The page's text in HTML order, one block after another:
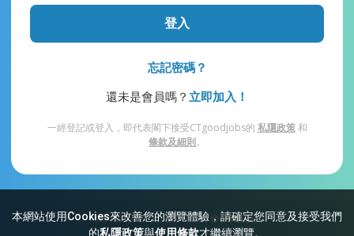
本網站使用Cookies來改善您的瀏覽體驗，請確定您同意及接受我們
的私隱政策與使用條款才繼續瀏覽。
登入
忘記密碼？
還未是會員嗎？ 立即加入！
一經登記或登入，即代表閣下接受CTgoodjobs的 私隱政策和
條款及細則。
網站索引 常見問題 私隱 條款及細則